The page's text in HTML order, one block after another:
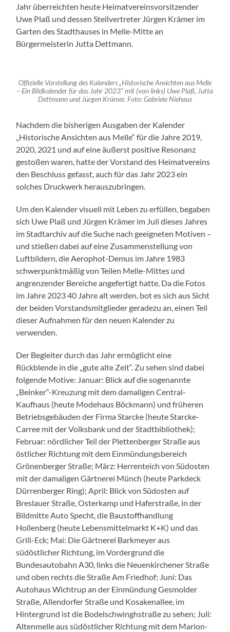
Jahr überreichten heute Heimatvereinsvorsitzender
Uwe Plaß und dessen Stellvertreter Jürgen Krämer im
Garten des Stadthauses in Melle-Mitte an
Bürgermeisterin Jutta Dettmann.
Offizielle Vorstellung des Kalenders „Historische Ansichten aus Melle
– Ein Bildkalender für das Jahr 2023“ mit (von links) Uwe Plaß, Jutta
Dettmann und Jürgen Krämer. Foto: Gabriele Niehaus
Nachdem die bisherigen Ausgaben der Kalender
„Historische Ansichten aus Melle“ für die Jahre 2019,
2020, 2021 und auf eine äußerst positive Resonanz
gestoßen waren, hatte der Vorstand des Heimatvereins
den Beschluss gefasst, auch für das Jahr 2023 ein
solches Druckwerk herauszubringen.
Um den Kalender visuell mit Leben zu erfüllen, begaben
sich Uwe Plaß und Jürgen Krämer im Juli dieses Jahres
im Stadtarchiv auf die Suche nach geeigneten Motiven –
und stießen dabei auf eine Zusammenstellung von
Luftbildern, die Aerophot-Demus im Jahre 1983
schwerpunktmäßig von Teilen Melle-Mittes und
angrenzender Bereiche angefertigt hatte. Da die Fotos
im Jahre 2023 40 Jahre alt werden, bot es sich aus Sicht
der beiden Vorstandsmitglieder geradezu an, einen Teil
dieser Aufnahmen für den neuen Kalender zu
verwenden.
Der Begleiter durch das Jahr ermöglicht eine
Rückblende in die „gute alte Zeit“. Zu sehen sind dabei
folgende Motive: Januar: Blick auf die sogenannte
„Beinker“-Kreuzung mit dem damaligen Central-
Kaufhaus (heute Modehaus Böckmann) und früheren
Betriebsgebäuden der Firma Starcke (heute Starcke-
Carree mit der Volksbank und der Stadtbibliothek);
Februar: nördlicher Teil der Plettenberger Straße aus
östlicher Richtung mit dem Einmündungsbereich
Grönenberger Straße; März: Herrenteich von Südosten
mit der damaligen Gärtnerei Münch (heute Parkdeck
Dürrenberger Ring); April: Blick von Südosten auf
Breslauer Straße, Osterkamp und Haferstraße, in der
Bildmitte Auto Specht, die Baustoffhandlung
Hollenberg (heute Lebensmittelmarkt K+K) und das
Grill-Eck; Mai: Die Gärtnerei Barkmeyer aus
südöstlicher Richtung, im Vordergrund die
Bundesautobahn A30, links die Neuenkirchener Straße
und oben rechts die Straße Am Friedhof; Juni: Das
Autohaus Wichtrup an der Einmündung Gesmolder
Straße, Allendorfer Straße und Kosakenallee, im
Hintergrund ist die Bodelschwinghstraße zu sehen; Juli:
Altenmelle aus südöstlicher Richtung mit dem Marion-